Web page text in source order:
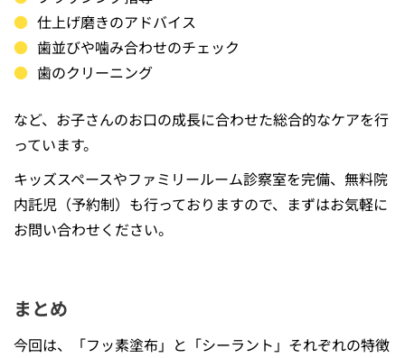
仕上げ磨きのアドバイス
歯並びや噛み合わせのチェック
歯のクリーニング
など、お子さんのお口の成長に合わせた総合的なケアを行
っています。
キッズスペースやファミリールーム診察室を完備、無料院
内託児（予約制）も行っておりますので、まずはお気軽に
お問い合わせください。
まとめ
今回は、「フッ素塗布」と「シーラント」それぞれの特徴